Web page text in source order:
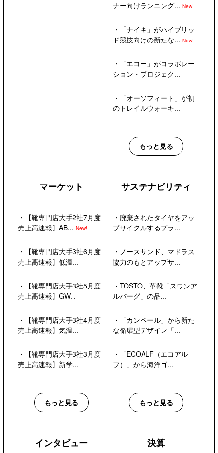
ナー向けランニング... New!
・
「ナイキ」がハイブリッ
ド競技向けの新たな... New!
・
「エコー」がコラボレー
ション・プロジェク...
・
「オーソフィート」が初
のトレイルウォーキ...
もっと見る
マーケット
・
【靴専門店大手2社7月度
売上高速報】AB... New!
・
【靴専門店大手3社6月度
売上高速報】低温...
・
【靴専門店大手3社5月度
売上高速報】GW...
・
【靴専門店大手3社4月度
売上高速報】気温...
・
【靴専門店大手3社3月度
売上高速報】新学...
もっと見る
サステナビリティ
・ 廃棄されたタイヤをアッ
プサイクルするブラ...
・ ノースサンド、マドラス
協力のもとアップサ...
・ TOSTO、革靴「スワンア
ルバーグ」の品...
・
「カンペール」から新た
な循環型デザイン「...
・
「ECOALF（エコアル
フ）」から海洋ゴ...
もっと見る
インタビュー 決算